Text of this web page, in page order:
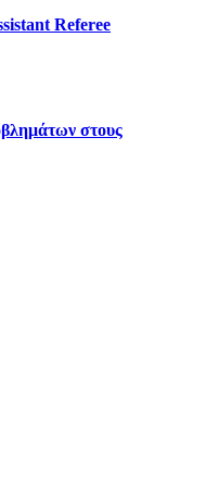
Referee
στους